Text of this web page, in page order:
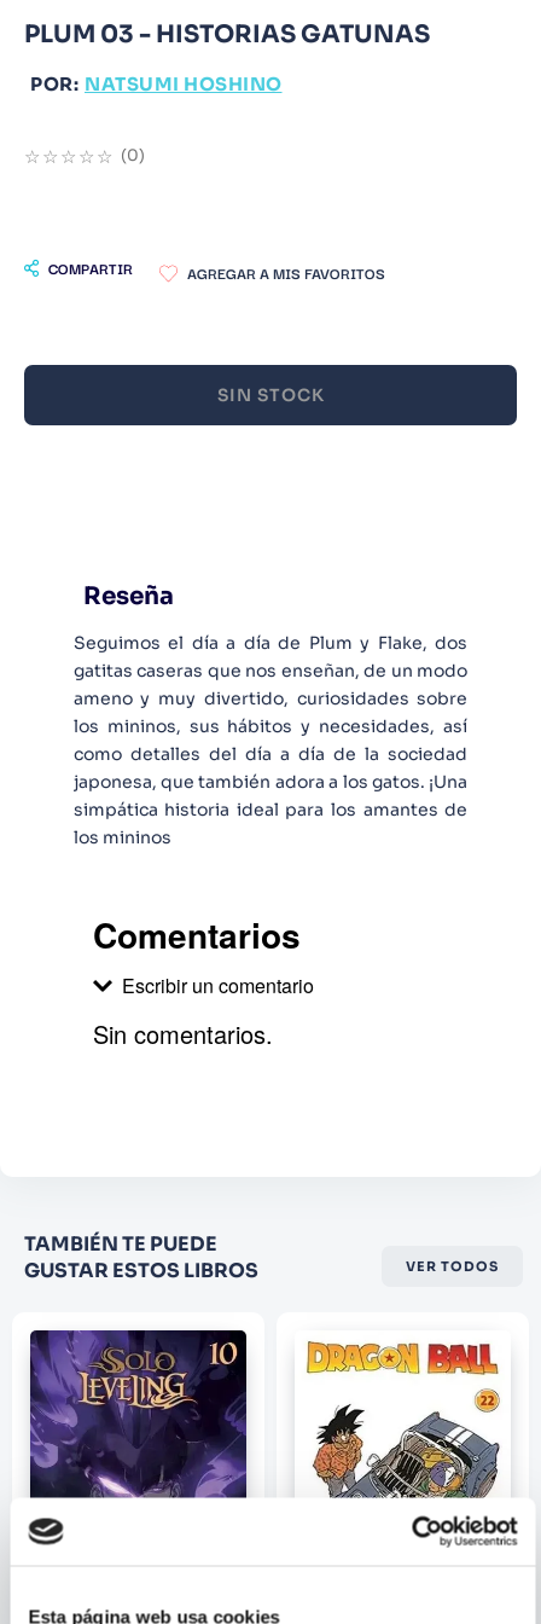
Esta página web usa cookies
PLUM 03 - HISTORIAS GATUNAS
POR: NATSUMI HOSHINO
☆☆☆☆☆ (0)
COMPARTIR
SIN STOCK
Reseña
Seguimos el día a día de Plum y Flake, dos
gatitas caseras que nos enseñan, de un modo
ameno y muy divertido, curiosidades sobre
los mininos, sus hábitos y necesidades, así
como detalles del día a día de la sociedad
japonesa, que también adora a los gatos. ¡Una
simpática historia ideal para los amantes de
los mininos
Comentarios
Escribir un comentario
Califique el producto de 1 a 5
estrellas
Su nombre
Correo electrónico
Sin comentarios.
TAMBIÉN TE PUEDE
GUSTAR ESTOS LIBROS
VER TODOS
9.
Warhammer
10. Infantil